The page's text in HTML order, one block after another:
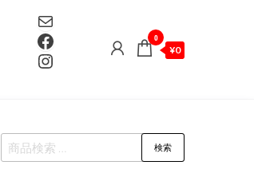
Mail
Facebook
Instagram
0
¥0
検
索
検索